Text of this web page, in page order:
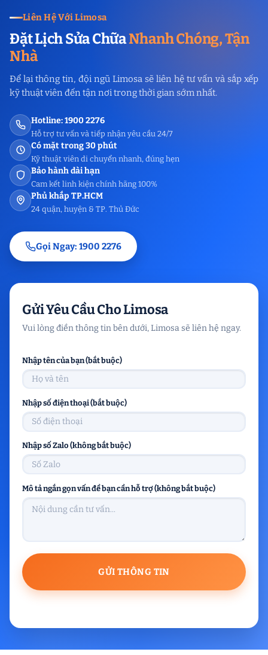
Liên Hệ Với Limosa
Đặt Lịch Sửa ChữaNhanh Chóng, Tận
Nhà
Để lại thông tin, đội ngũ Limosa sẽ liên hệ tư vấn và sắp xếp
kỹ thuật viên đến tận nơi trong thời gian sớm nhất.
Hotline: 1900 2276
Hỗ trợ tư vấn và tiếp nhận yêu cầu 24/7
Có mặt trong 30 phút
Kỹ thuật viên di chuyển nhanh, đúng hẹn
Bảo hành dài hạn
Cam kết linh kiện chính hãng 100%
Phủ khắp TP.HCM
24 quận, huyện & TP. Thủ Đức
Gọi Ngay: 1900 2276
Gửi Yêu Cầu Cho Limosa
Vui lòng điền thông tin bên dưới, Limosa sẽ liên hệ ngay.
Nhập tên của bạn (bắt buộc)
Nhập số điện thoại (bắt buộc)
Nhập số Zalo (không bắt buộc)
Mô tả ngắn gọn vấn đề bạn cần hỗ trợ (không bắt buộc)